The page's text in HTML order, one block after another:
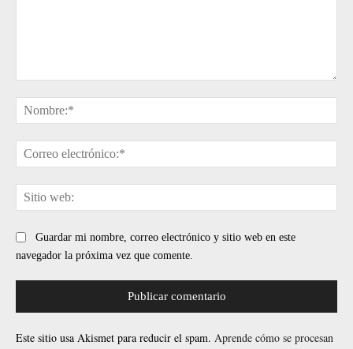
Guardar mi nombre, correo electrónico y sitio web en este
navegador la próxima vez que comente.
Este sitio usa Akismet para reducir el spam. Aprende cómo se procesan